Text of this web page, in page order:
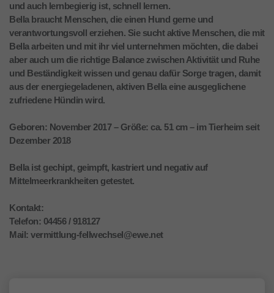
und auch lernbegierig ist, schnell lernen.
Bella braucht Menschen, die einen Hund gerne und
verantwortungsvoll erziehen. Sie sucht aktive Menschen, die mit
Bella arbeiten und mit ihr viel unternehmen möchten, die dabei
aber auch um die richtige Balance zwischen Aktivität und Ruhe
und Beständigkeit wissen und genau dafür Sorge tragen, damit
aus der energiegeladenen, aktiven Bella eine ausgeglichene
zufriedene Hündin wird.
Geboren: November 2017 – Größe: ca. 51 cm – im Tierheim seit
Dezember 2018
Bella ist gechipt, geimpft, kastriert und negativ auf
Mittelmeerkrankheiten getestet.
Kontakt:
Telefon: 04456 / 918127
Mail: vermittlung-fellwechsel@ewe.net